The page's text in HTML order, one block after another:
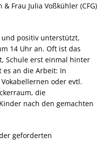
Frau Julia Voßkühler (CFG)
positiv unterstützt,
14 Uhr an. Oft ist das
Schule erst einmal hinter
es an die Arbeit: In
oder evtl.
die
nach den gemachten
geforderten